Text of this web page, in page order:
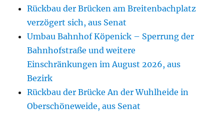
Rückbau der Brücken am Breitenbachplatz
verzögert sich, aus Senat
Umbau Bahnhof Köpenick – Sperrung der
Bahnhofstraße und weitere
Einschränkungen im August 2026, aus
Bezirk
Rückbau der Brücke An der Wuhlheide in
Oberschöneweide, aus Senat